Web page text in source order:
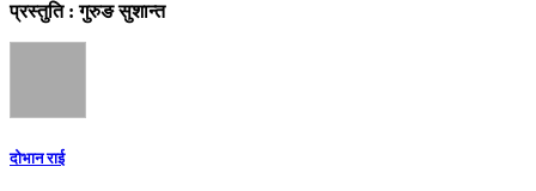
प्रस्तुति : गुरुङ सुशान्त
दोभान राई